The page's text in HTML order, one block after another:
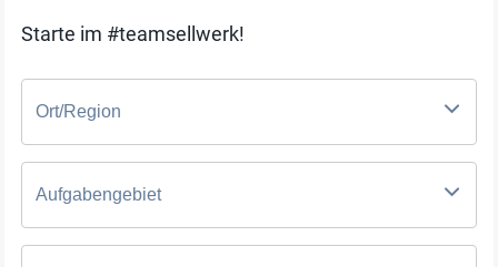
Starte im #teamsellwerk!
Ort/Region
Aufgabengebiet